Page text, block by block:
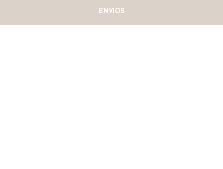
ENVÍOS